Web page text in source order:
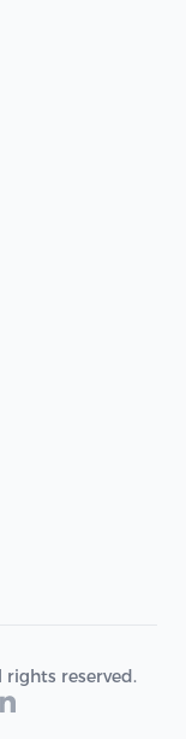
rights reserved.